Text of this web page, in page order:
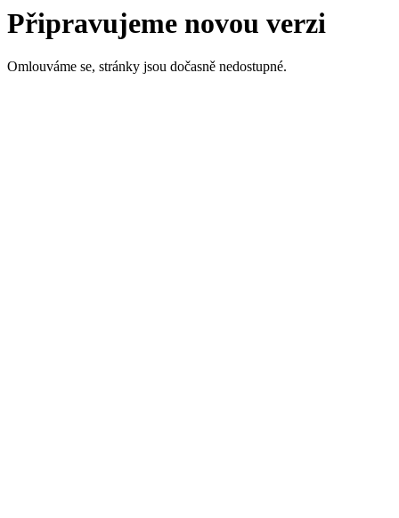
Připravujeme novou verzi
Omlouváme se, stránky jsou dočasně nedostupné.